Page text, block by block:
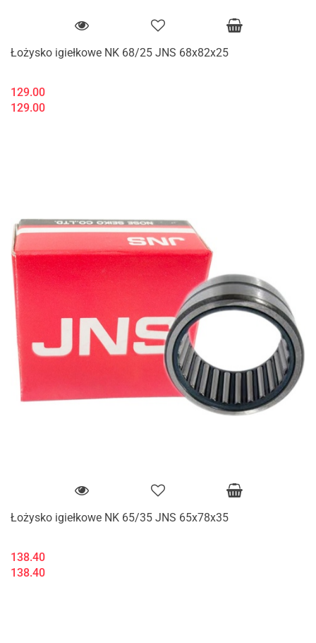
Łożysko igiełkowe NK 68/25 JNS 68x82x25
129.00
129.00
Łożysko igiełkowe NK 65/35 JNS 65x78x35
138.40
138.40